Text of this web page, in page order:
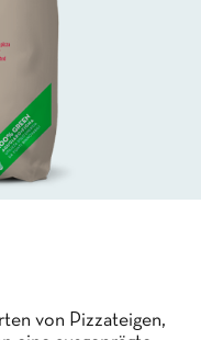
von Pizzateigen,